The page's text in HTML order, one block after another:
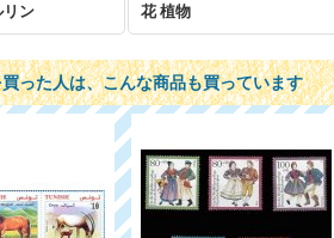
リン 花 植物
った人は、こんな商品も買っています